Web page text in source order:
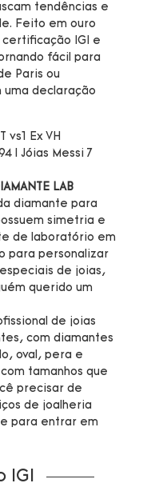
tendências e
Feito em ouro
certificação IGI e
fácil para
Paris ou
declaração
LAB
diamante para
simetria e
de laboratório em
para personalizar
de joias,
querido um
de joias
com diamantes
oval, pera e
tamanhos que
precisar de
de joalheria
para entrar em
IGI